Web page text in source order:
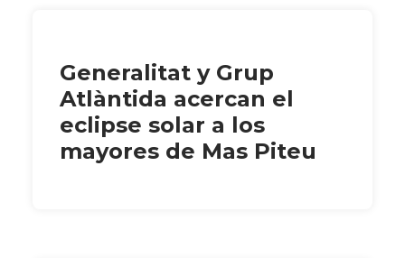
Generalitat y Grup
Atlàntida acercan el
eclipse solar a los
mayores de Mas Piteu